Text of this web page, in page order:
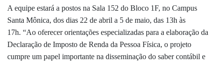
A equipe estará a postos na Sala 152 do Bloco 1F, no Campus
Santa Mônica, dos dias 22 de abril a 5 de maio, das 13h às
17h. “Ao oferecer orientações especializadas para a elaboração da
Declaração de Imposto de Renda da Pessoa Física, o projeto
cumpre um papel importante na disseminação do saber contábil e